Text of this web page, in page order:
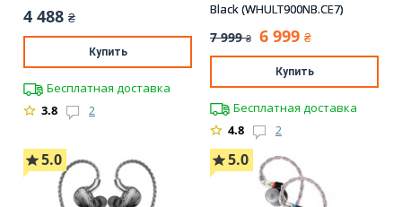
4 488 ₴
Купить
Бесплатная доставка
3.8
2
Black (WHULT900NB.CE7)
7 999 ₴ 6 999 ₴
Купить
Бесплатная доставка
4.8
2
5.0 5.0